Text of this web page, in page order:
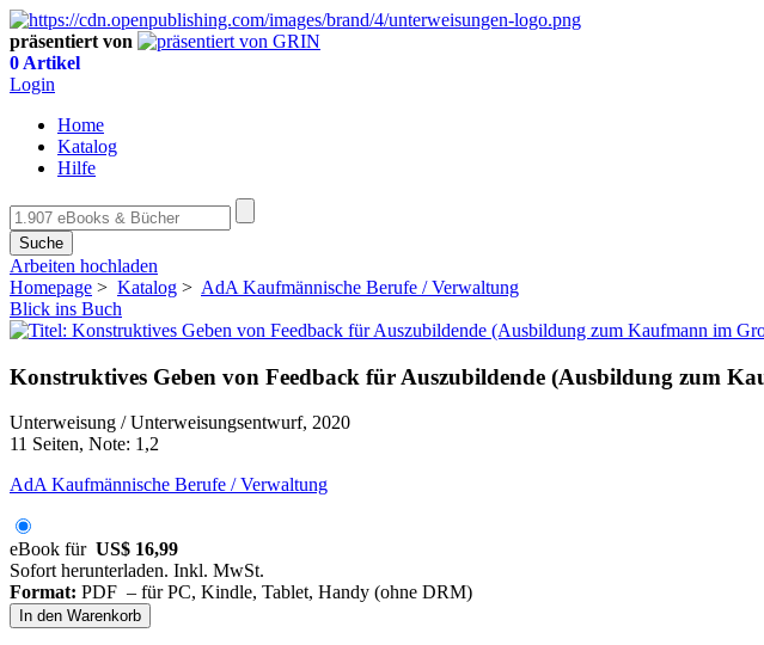
präsentiert von
0 Artikel
Login
Home
Katalog
Hilfe
Suche
Arbeiten hochladen
Homepage > Katalog > AdA Kaufmännische Berufe / Verwaltung
Blick ins Buch
Konstruktives Geben von Feedback für Auszubildende (Ausbildung zum
Unterweisung / Unterweisungsentwurf, 2020
11 Seiten, Note: 1,2
AdA Kaufmännische Berufe / Verwaltung
eBook für US$ 16,99
Sofort herunterladen. Inkl. MwSt.
Format: PDF – für PC, Kindle, Tablet, Handy (ohne DRM)
In den Warenkorb